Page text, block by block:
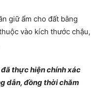
giữ ẩm cho đất bằng
vào kích thước chậu,
thực hiện chính xác
dẫn, đồng thời chăm